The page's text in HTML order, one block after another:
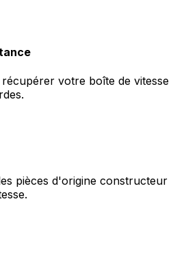
votre boîte de vitesse
pièces d'origine constructeur